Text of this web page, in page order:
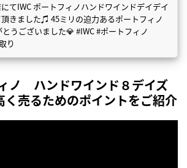
てIWC ポートフィノハンドワインドデイデイ
きました♫ 45ミリの迫力あるポートフィノ
うございました💎 #IWC #ポートフィノ
り
ノ ハンドワインド８デイズ
売るためのポイントをご紹介